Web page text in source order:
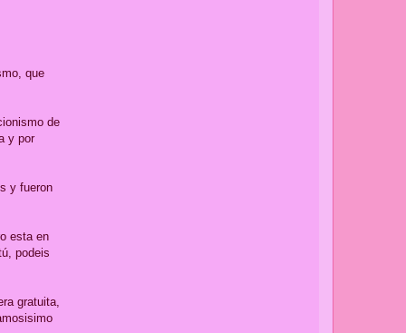
que
de
y por
y fueron
esta en
podeis
gratuita,